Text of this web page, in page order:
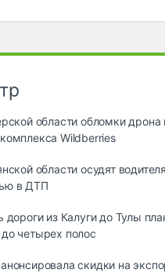
области обломки дрона
Wildberries
области осудят
в ДТП
дороги из Калуги до Тулы
четырех полос
скидки на